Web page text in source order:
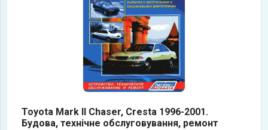
Toyota Mark II Chaser, Cresta 1996-2001.
Будова, технічне обслуговування, ремонт